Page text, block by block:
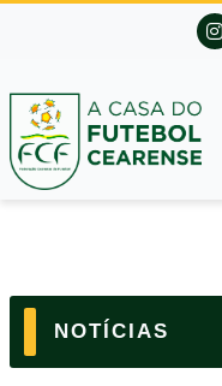
NOTÍCIAS